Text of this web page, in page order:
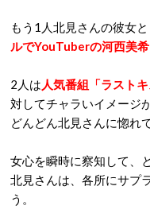
もう 1 人北見さんの彼女
ルでYouTuberの河西美
2 人は 人気番組「ラスト
対してチャラいイメージ
どんどん北見さんに惚れ
女心を瞬時に察知して、
北見さんは、各所にサプ
う。